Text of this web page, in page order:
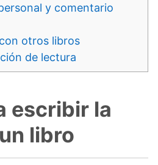
y comentario
otros libros
de lectura
escribir la
libro